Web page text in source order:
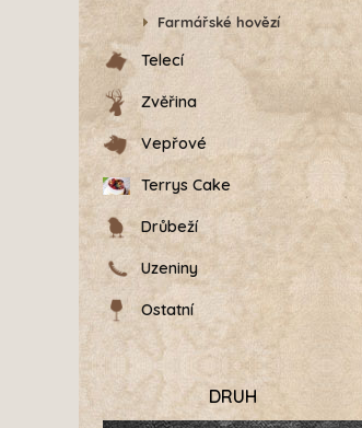
Farmářské hovězí
Telecí
Zvěřina
Vepřové
Terrys Cake
Drůbeží
Uzeniny
Ostatní
DRUH